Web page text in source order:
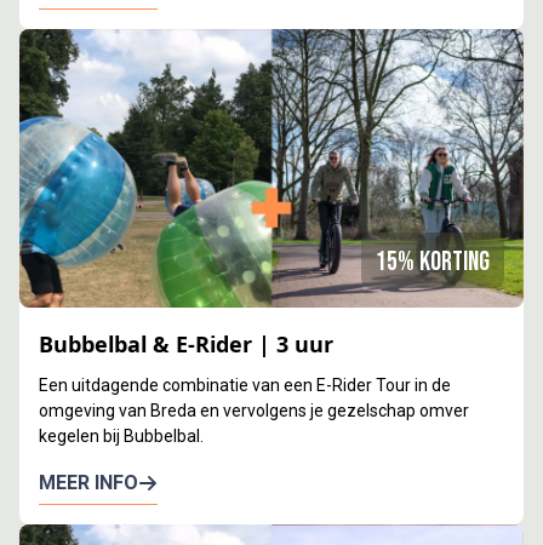
15% korting
Bubbelbal & E-Rider | 3 uur
Een uitdagende combinatie van een E-Rider Tour in de
omgeving van Breda en vervolgens je gezelschap omver
kegelen bij Bubbelbal.
MEER INFO